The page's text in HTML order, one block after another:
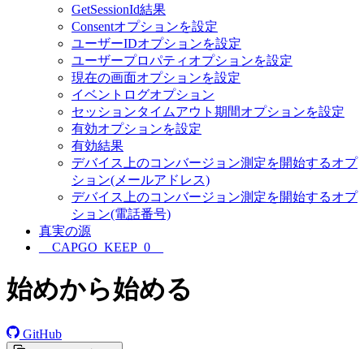
GetSessionId結果
Consentオプションを設定
ユーザーIDオプションを設定
ユーザープロパティオプションを設定
現在の画面オプションを設定
イベントログオプション
セッションタイムアウト期間オプションを設定
有効オプションを設定
有効結果
デバイス上のコンバージョン測定を開始するオプ
ション(メールアドレス)
デバイス上のコンバージョン測定を開始するオプ
ション(電話番号)
真実の源
__CAPGO_KEEP_0__
始めから始める
GitHub